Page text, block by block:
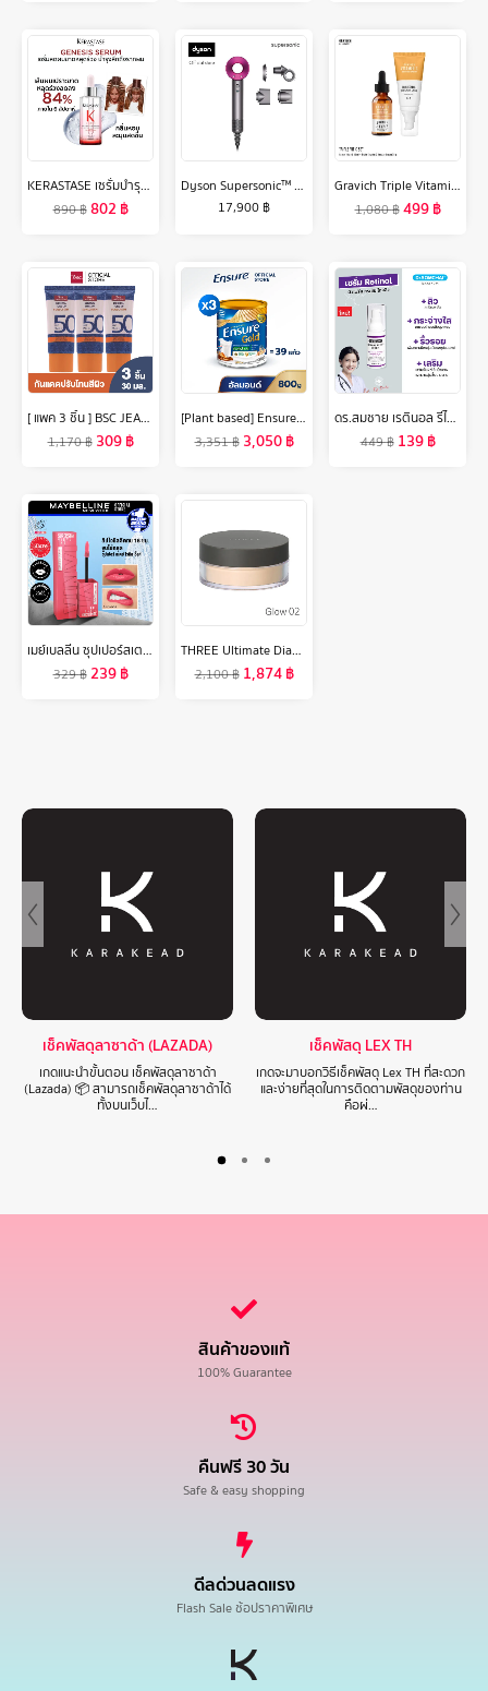
KERASTASE เซรั่มบำรุงหนังศีรษะ กลิ่นหอมสดชื่นสำหรับผมขาดหลุดร่วงระยะเริ่มต้น 30 มล GENESIS SERUM ANTI-CHUTE FORTIFIANT FOR ANTI HAIR-FALL 30ML (เคเรสตาส,เจเนซิส)
890฿802฿
Dyson Supersonic™ hair dryer HD15 (Iron/Fuchsia) ไดร์เป่าผม ไดสัน สีชมพู
17,900 ฿
Gravich Triple Vitamin C Booster Serum + Triple Vitamin C Booster Cream Set
1,080฿499฿
[ แพค 3 ชิ้น ] BSC JEANS MINERAL TONE UP SUNSCREEN SPF50 PA+++ ครีมกันแดดเนื้อบางเบา ช่วยปกป้องผิวจากแสงแดดด้วย SPF50 ป้องกันทั้งรังสี UVA และ UVB พร้อมปรับโทนสีผิว
1,170฿ 309฿
[Plant based] Ensure Gold เอนชัวร์ โกลด์ กลิ่นอัลมอนด์ สูตรโปรตีนธัญพืช 800g 3 กระป๋อง Ensure Gold Plant Based 800g x3
3,351฿ 3,050฿
ดร.สมชาย เรตินอล รีไวฟ์ เซรั่ม 20 กรัม Dr.Somchai Retinol Revive Serum
449฿ 139฿
เมย์เบลลีน ซุปเปอร์สเตย์ ไวนิลอิงค์ ฟินิชฉ่ำวาว ติดทนนาน16ชม. 4.2 มล. MAYBELLINE SUPERSTAY VINYL INK LIPSTICK (ลิปติดทน, ลิปกันน้ำ, ลิปสติก)
329฿239฿
THREE Ultimate Diaphanous Loose Powder Glow 17g ทรี อัลทิเมต ไดพานัส ลูส พาวเดอร์ โกลว์ ผลิตภัณฑ์ ฟินิชชิ่ง พาวเดอร์ ผิวดูฉ่ำวาว
2,100฿ 1,874฿
เช็คพัสดุลาซาด้า (LAZADA)
เกดแนะนำขั้นตอน เช็คพัสดุลาซาด้า
(Lazada) 📦 สามารถเช็คพัสดุลาซาด้าได้
ทั้งบนเว็บไ…
เช็คพัสดุ LEX TH
เกดจะมาบอกวิธีเช็คพัสดุ Lex TH ที่สะดวก
และง่ายที่สุดในการติดตามพัสดุของท่าน
คือผ่…
สินค้าของแท้
100% Guarantee
คืนฟรี 30 วัน
Safe & easy shopping
ดีลด่วนลดแรง
Flash Sale ช้อปราคาพิเศษ